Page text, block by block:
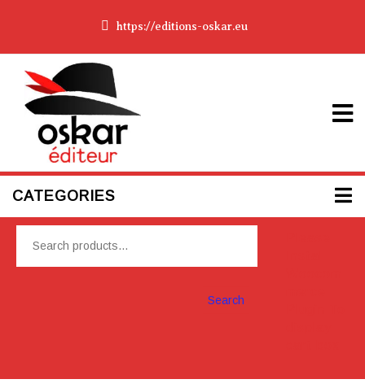
https://editions-oskar.eu
CATEGORIES
Search